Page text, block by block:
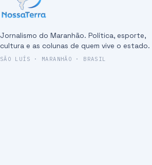
Jornalismo do Maranhão. Política, esporte,
cultura e as colunas de quem vive o estado.
SÃO LUÍS · MARANHÃO · BRASIL